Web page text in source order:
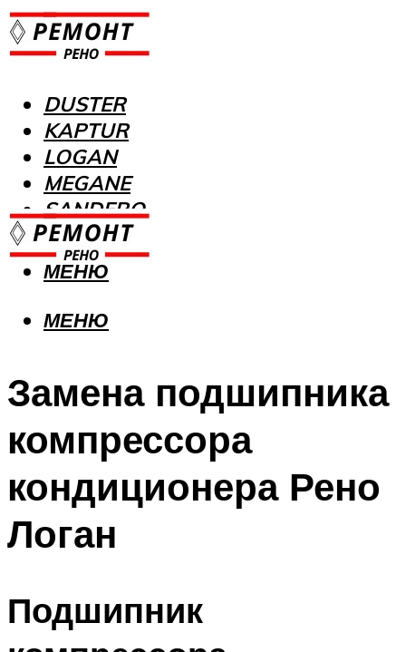
DUSTER
KAPTUR
LOGAN
MEGANE
SANDERO
МЕНЮ
МЕНЮ
Замена подшипника
компрессора
кондиционера Рено
Логан
Подшипник